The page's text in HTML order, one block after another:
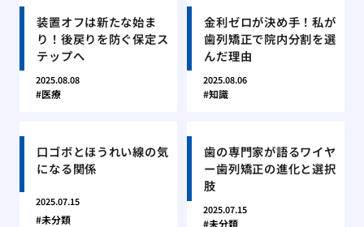
装置オフは新たな始ま
り！後戻りを防ぐ保定ス
テップへ
2025.08.08
医療
金利ゼロが決め手！私が
歯列矯正で院内分割を選
んだ理由
2025.08.06
知識
口ゴボとほうれい線の気
になる関係
2025.07.15
未分類
歯の専門家が語るワイヤ
ー歯列矯正の進化と選択
肢
2025.07.15
未分類